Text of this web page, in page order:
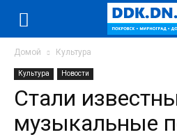
Домой Культура
Культура Новости
Стали
музыкальные